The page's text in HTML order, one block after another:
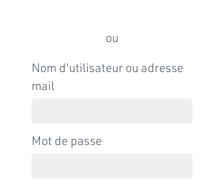
ou
Nom d'utilisateur ou adresse
mail
Mot de passe